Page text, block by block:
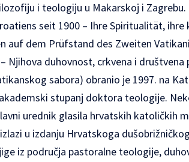
i teologiju u Makarskoj i
seit 1900 – Ihre Spiritualität,
auf dem Prüfstand des Zweiten
Njihova duhovnost, crkvena i
sabora) obranio je 1997. na
stupanj doktora teologije.
urednik glasila hrvatskih katoličkih
u izdanju Hrvatskoga
iz područja pastoralne teologije,